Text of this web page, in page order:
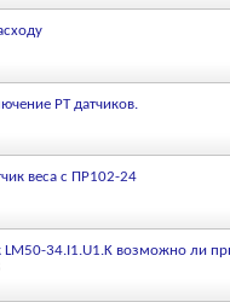
PT датчиков.
веса с ПР102-24
LM50-34.I1.U1.K возможно ли